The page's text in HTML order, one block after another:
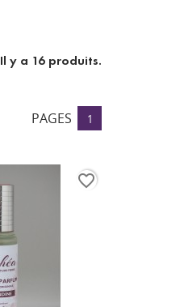
Il y a 16 produits.
PAGES 1
favorite_border